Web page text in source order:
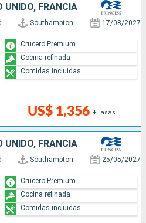
UNIDO, FRANCIA
Southampton 17/08/2027
US$ 1,356 +Tasas
Crucero Premium
Cocina refinada
Comidas incluidas
UNIDO, FRANCIA
Southampton 25/05/2027
Crucero Premium
Cocina refinada
Comidas incluidas